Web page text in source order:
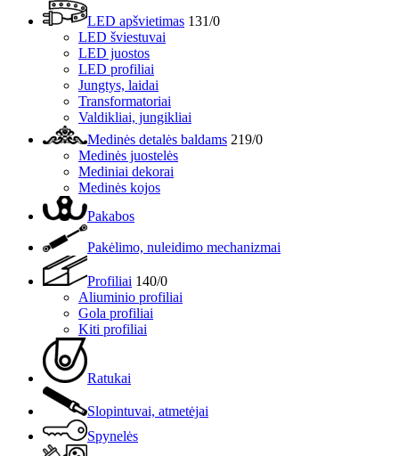
LED apšvietimas 131/0
LED šviestuvai
LED juostos
LED profiliai
Jungtys, laidai
Transformatoriai
Valdikliai, jungikliai
Medinės detalės baldams 219/0
Medinės juostelės
Mediniai dekorai
Medinės kojos
Pakabos
Pakėlimo, nuleidimo mechanizmai
Profiliai 140/0
Aliuminio profiliai
Gola profiliai
Kiti profiliai
Ratukai
Slopintuvai, atmetėjai
Spynelės